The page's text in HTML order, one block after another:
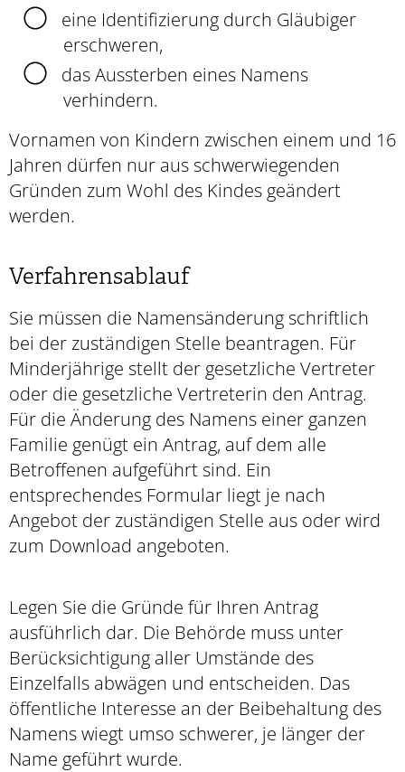
eine Identifizierung durch Gläubiger
erschweren,
das Aussterben eines Namens
verhindern.
Vornamen von Kindern zwischen einem und 16
Jahren dürfen nur aus schwerwiegenden
Gründen zum Wohl des Kindes geändert
werden.
Verfahrensablauf
Sie müssen die Namensänderung schriftlich
bei der zuständigen Stelle beantragen. Für
Minderjährige stellt der gesetzliche Vertreter
oder die gesetzliche Vertreterin den Antrag.
Für die Änderung des Namens einer ganzen
Familie genügt ein Antrag, auf dem alle
Betroffenen aufgeführt sind. Ein
entsprechendes Formular liegt je nach
Angebot der zuständigen Stelle aus oder wird
zum Download angeboten.
Legen Sie die Gründe für Ihren Antrag
ausführlich dar. Die Behörde muss unter
Berücksichtigung aller Umstände des
Einzelfalls abwägen und entscheiden. Das
öffentliche Interesse an der Beibehaltung des
Namens wiegt umso schwerer, je länger der
Name geführt wurde.